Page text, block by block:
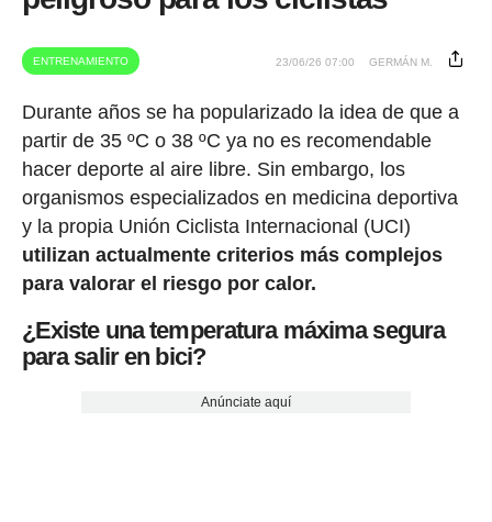
ENTRENAMIENTO 23/06/26 07:00 GERMÁN M.
Durante años se ha popularizado la idea de que a
partir de 35 ºC o 38 ºC ya no es recomendable
hacer deporte al aire libre. Sin embargo, los
organismos especializados en medicina deportiva
y la propia Unión Ciclista Internacional (UCI)
utilizan actualmente criterios más complejos
para valorar el riesgo por calor.
¿Existe una temperatura máxima segura
para salir en bici?
Anúnciate aquí